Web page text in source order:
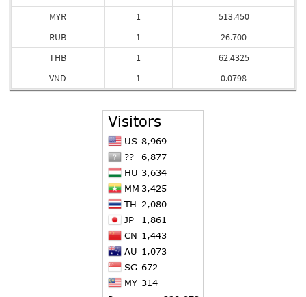
MYR
RUB
THB
VND
1
1
1
1
513.450
26.700
62.4325
0.0798